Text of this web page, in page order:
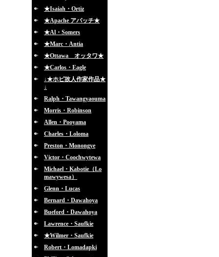
★Isaiah・Ortiz
★Apache アパッチ★
★Al・Somers
★Marc・Antia
★Ottawa オッタワ★
★Carlos・Eagle
↓★ホピ故人作家作品★
↓
Ralph・Tawangyaouma
Morris・Robinson
Allen・Pooyama
Charles・Loloma
Preston・Monongye
Victor・Coochwytewa
Michael・Kabotie（Lo
mawywesa）
Glenn・Lucas
Bernard・Dawahoya
Bueford・Dawahoya
Lawrence・Saufkie
★Wilmer・Saufkie
Robert・Lomadapki